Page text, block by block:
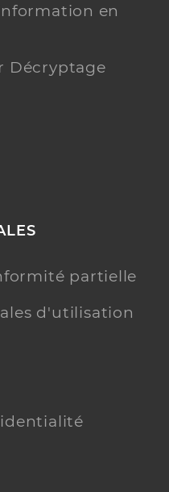
en
Décryptage
partielle
d'utilisation